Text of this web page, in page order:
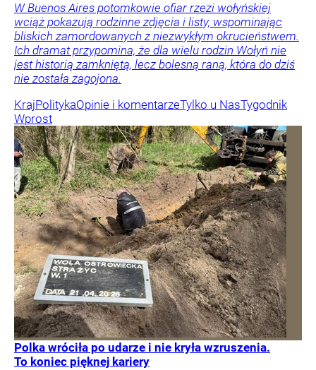
W Buenos Aires potomkowie ofiar rzezi wołyńskiej
wciąż pokazują rodzinne zdjęcia i listy, wspominając
bliskich zamordowanych z niezwykłym okrucieństwem.
Ich dramat przypomina, że dla wielu rodzin Wołyń nie
jest historią zamkniętą, lecz bolesną raną, która do dziś
nie została zagojona.
KrajPolitykaOpinie i komentarzeTylko u NasTygodnik
Wprost
Polka wróciła po udarze i nie kryła wzruszenia.
To koniec pięknej kariery